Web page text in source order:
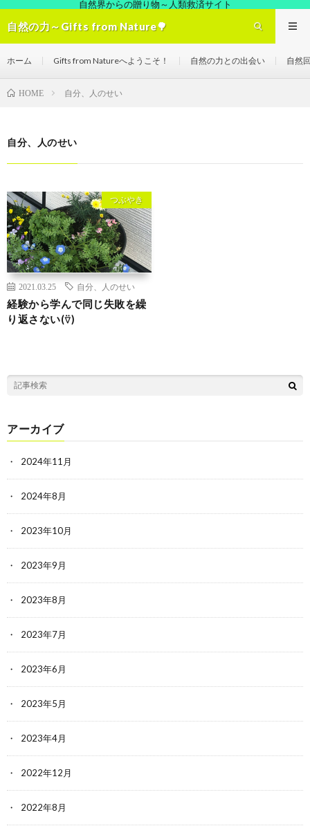
自然界からの贈り物～人類救済サイト
自然の力～Gifts from Nature🌳
ホーム Gifts from Natureへようこそ！ 自然の力との出会い 自然
HOME 自分、人のせい
自分、人のせい
つぶやき
2021.03.25 自分、人のせい
経験から学んで同じ失敗を繰
り返さない(⍢)
アーカイブ
2024年11月
2024年8月
2023年10月
2023年9月
2023年8月
2023年7月
2023年6月
2023年5月
2023年4月
2022年12月
2022年8月